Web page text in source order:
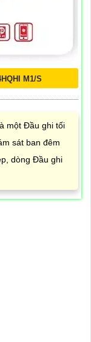
M1/S
một Đầu ghi tối
sát ban đêm
dòng Đầu ghi